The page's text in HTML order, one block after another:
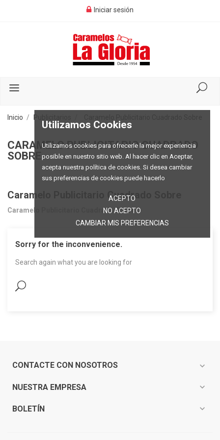
Utilizamos Cookies
Utilizamos cookies para ofrecerle la mejor experiencia
posible en nuestro sitio web. Al hacer clic en Aceptar,
acepta nuestra política de cookies. Si desea cambiar
sus preferencias de cookies puede hacerlo
ACEPTO
NO ACEPTO
CAMBIAR MIS PREFERENCIAS
Iniciar sesión
Inicio
CARAMELO PUBLICITARIO CUADRADO
SOBRE
Caramelo Publicitario Cuadrado Sobre
Caramelo Publicitario Cuadrado Sobre
Sorry for the inconvenience.
Search again what you are looking for
CONTACTE CON NOSOTROS expand_more
NUESTRA EMPRESA expand_more
BOLETÍN expand_more